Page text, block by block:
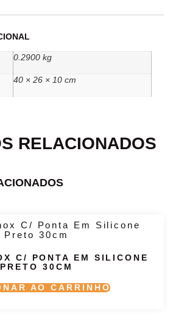
0.2900 kg
40 × 26 × 10 cm
RELACIONADOS
C/ PONTA EM SILICONE
PRETO 30CM
AO CARRINHO